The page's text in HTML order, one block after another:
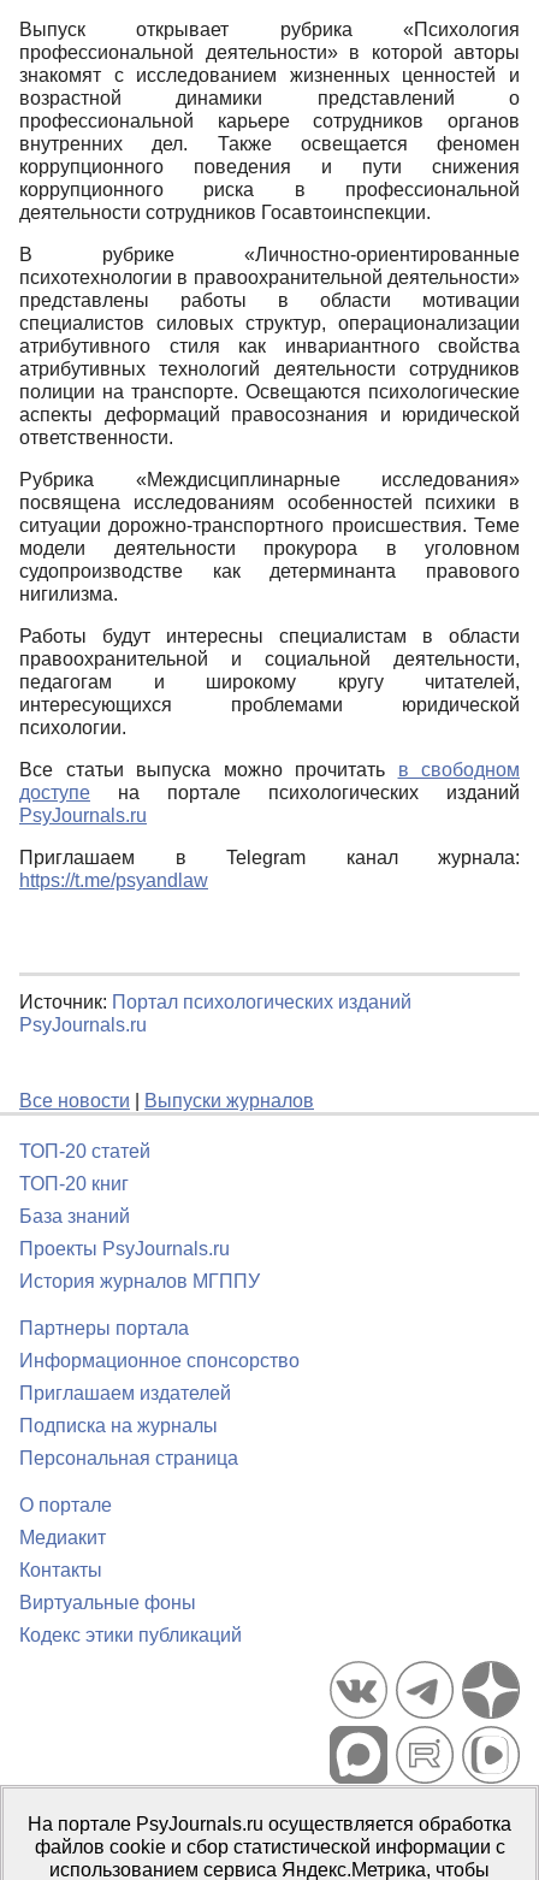
Выпуск открывает рубрика «Психология
профессиональной деятельности» в которой авторы
знакомят с исследованием жизненных ценностей и
возрастной динамики представлений о
профессиональной карьере сотрудников органов
внутренних дел. Также освещается феномен
коррупционного поведения и пути снижения
коррупционного риска в профессиональной
деятельности сотрудников Госавтоинспекции.
В рубрике «Личностно-ориентированные
психотехнологии в правоохранительной деятельности»
представлены работы в области мотивации
специалистов силовых структур, операционализации
атрибутивного стиля как инвариантного свойства
атрибутивных технологий деятельности сотрудников
полиции на транспорте. Освещаются психологические
аспекты деформаций правосознания и юридической
ответственности.
Рубрика «Междисциплинарные исследования»
посвящена исследованиям особенностей психики в
ситуации дорожно-транспортного происшествия. Теме
модели деятельности прокурора в уголовном
судопроизводстве как детерминанта правового
нигилизма.
Работы будут интересны специалистам в области
правоохранительной и социальной деятельности,
педагогам и широкому кругу читателей,
интересующихся проблемами юридической
психологии.
Все статьи выпуска можно прочитать в свободном
доступе на портале психологических изданий
PsyJournals.ru
Приглашаем в Telegram канал журнала:
https://t.me/psyandlaw
Источник: Портал психологических изданий
PsyJournals.ru
Все новости Выпуски журналов
ТОП-20 статей
ТОП-20 книг
База знаний
Проекты PsyJournals.ru
История журналов МГППУ
Партнеры портала
Информационное спонсорство
Приглашаем издателей
Подписка на журналы
Персональная страница
О портале
Медиакит
Контакты
Виртуальные фоны
Кодекс этики публикаций
Портал психологических изданий PsyJournals.ru, 2007–2026
Правила использования материалов
Свидетельство регистрации СМИЭл № ФС77-66447 от 14 июля
На портале PsyJournals.ru осуществляется обработка
файлов cookie и сбор статистической информации с
использованием сервиса Яндекс.Метрика, чтобы